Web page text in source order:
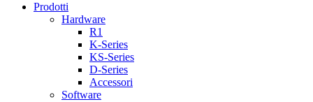
Prodotti
Hardware
R1
K-Series
KS-Series
D-Series
Accessori
Software